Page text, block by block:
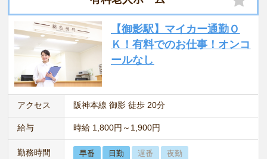
【御影駅】マイカー通勤Ｏ
Ｋ！有料でのお仕事！オンコ
ールなし
アクセス 阪神本線 御影 徒歩 20分
給与 時給 1,800円～1,900円
勤務時間 早番 日勤 遅番 夜勤